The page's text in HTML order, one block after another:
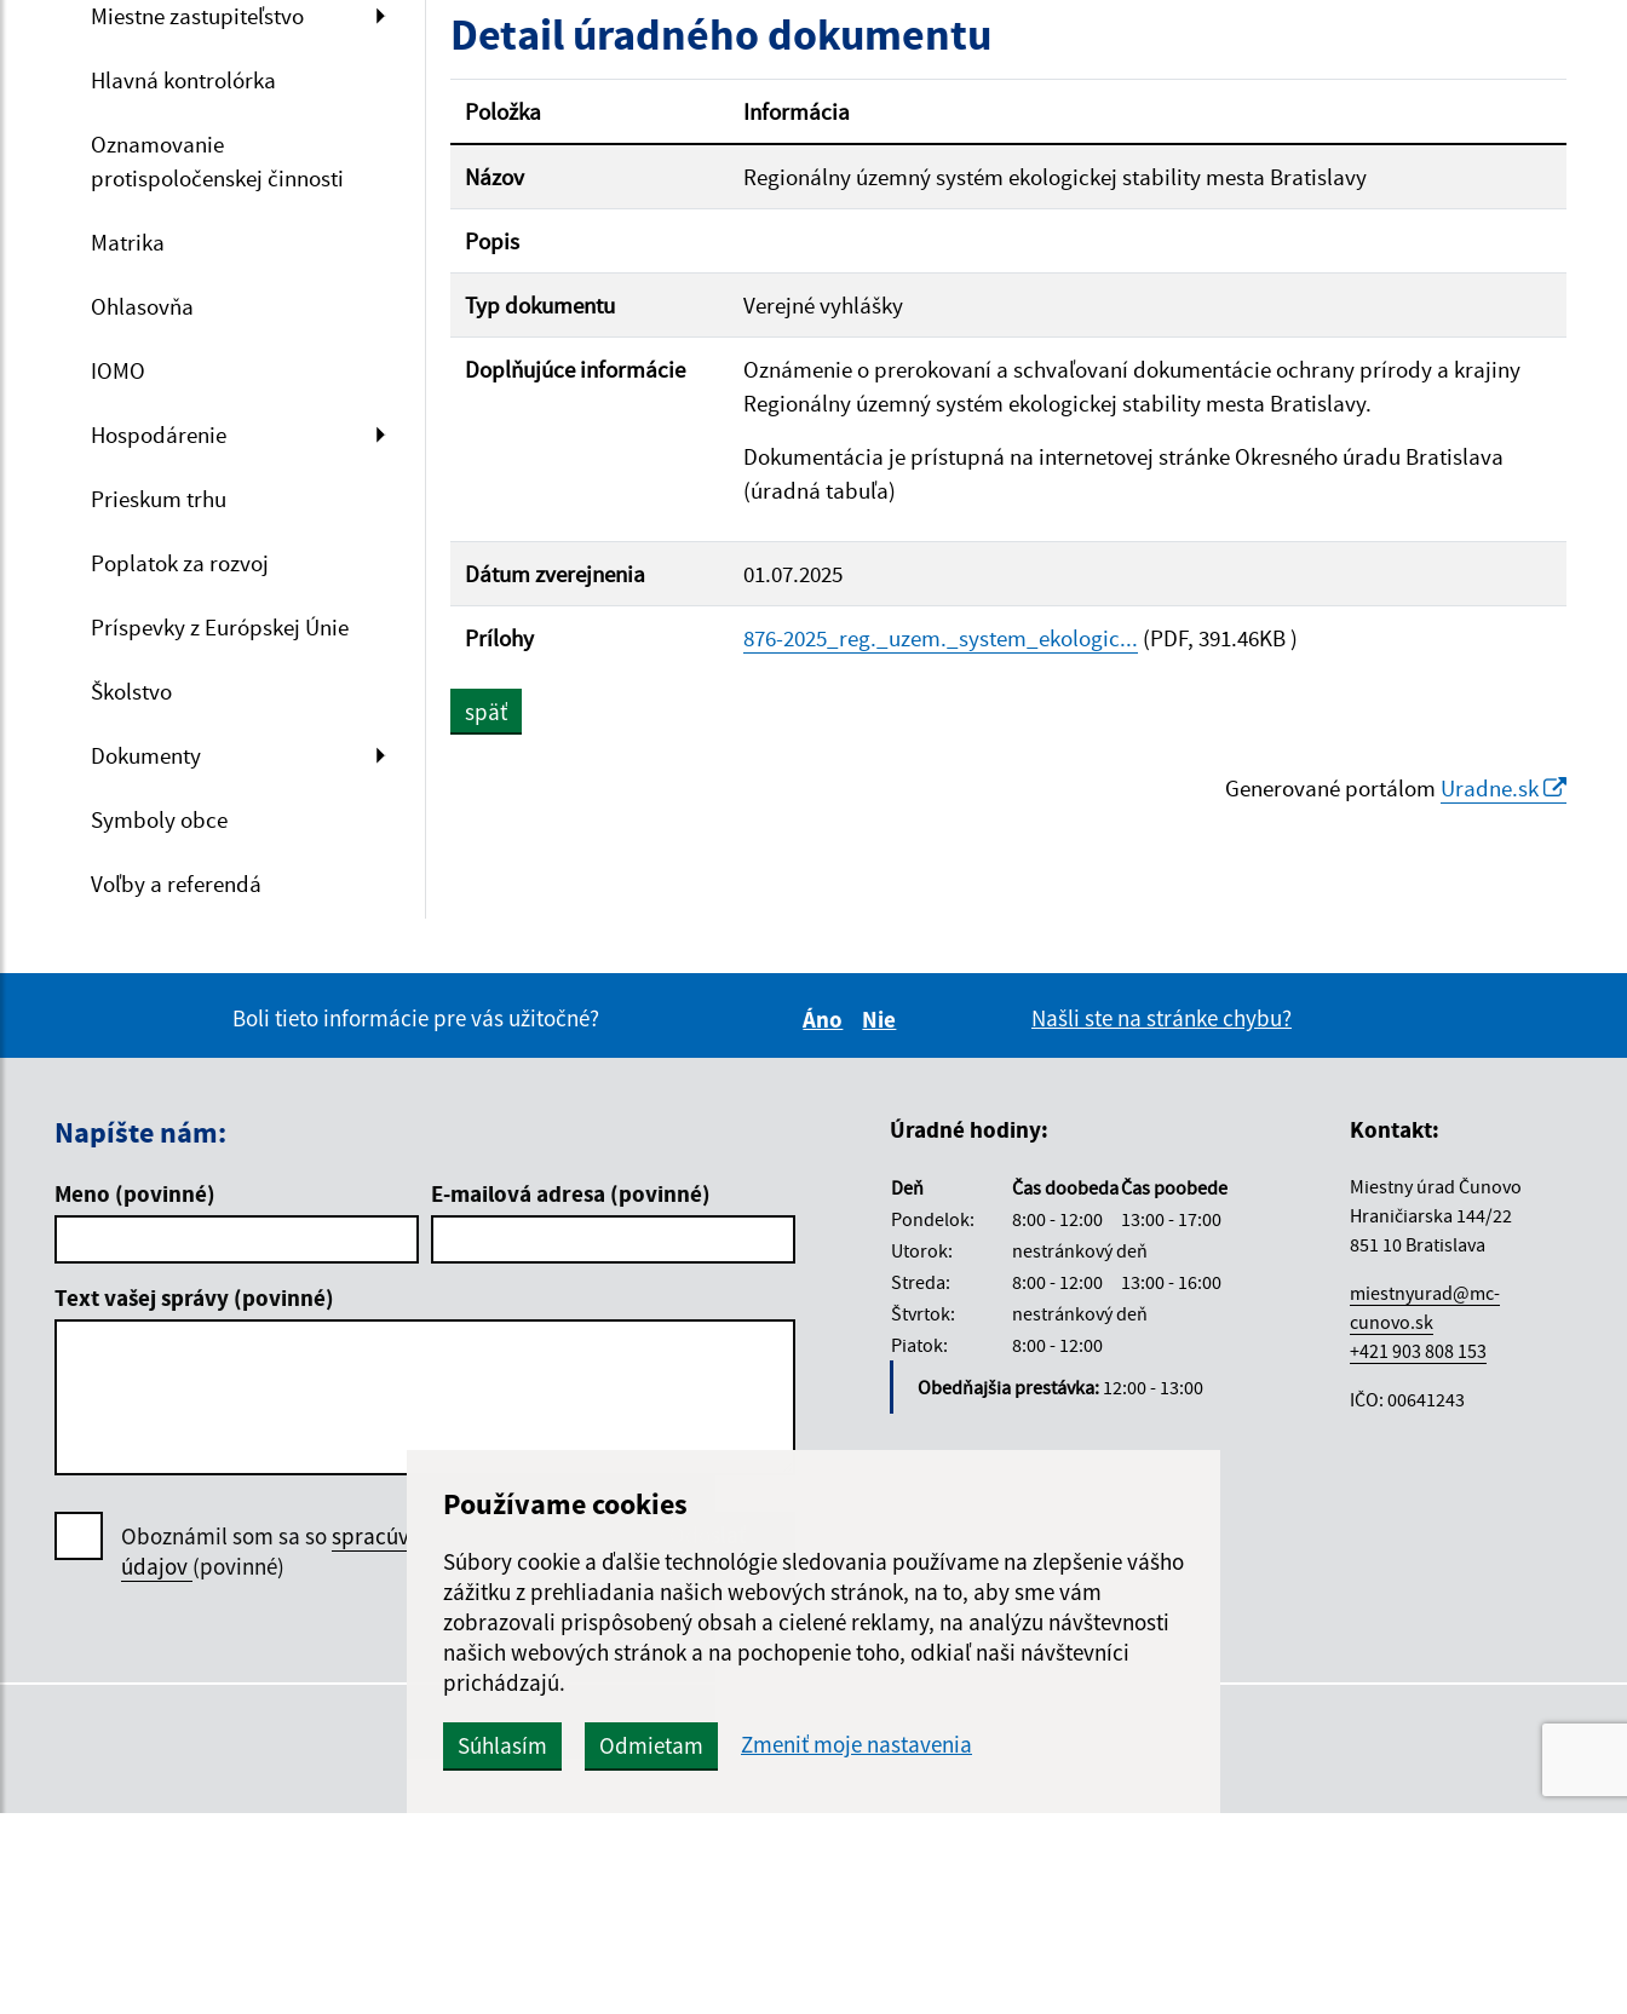
Používame cookies
Súbory cookie a ďalšie technológie sledovania používame na zlepšenie vášho
zážitku z prehliadania našich webových stránok, na to, aby sme vám
zobrazovali prispôsobený obsah a cielené reklamy, na analýzu návštevnosti
našich webových stránok a na pochopenie toho, odkiaľ naši návštevníci
prichádzajú.
Súhlasím Odmietam Zmeniť moje nastavenia
Miestne zastupiteľstvo
Hlavná kontrolórka
Oznamovanie
protispoločenskej činnosti
Matrika
Ohlasovňa
IOMO
Hospodárenie
Prieskum trhu
Poplatok za rozvoj
Príspevky z Európskej Únie
Školstvo
Dokumenty
Symboly obce
Voľby a referendá
Filtrovať
Detail úradného dokumentu
Položka Informácia
Názov Regionálny územný systém ekologickej stability mesta Bratislavy
Popis
Typ dokumentu Verejné vyhlášky
Doplňujúce informácie
Oznámenie o prerokovaní a schvaľovaní dokumentácie ochrany prírody a krajiny
Regionálny územný systém ekologickej stability mesta Bratislavy.
Dokumentácia je prístupná na internetovej stránke Okresného úradu Bratislava
(úradná tabuľa)
Dátum zverejnenia 01.07.2025
Prílohy 876-2025_reg._uzem._system_ekologic... (PDF, 391.46KB )
späť
Generované portálom Uradne.sk
Boli tieto informácie pre vás užitočné?
Áno
Nie
Našli ste na stránke chybu?
Napíšte nám:
Meno (povinné) E-mailová adresa (povinné)
Text vašej správy (povinné)
Oboznámil som sa sospracúvaním osobných
údajov (povinné) správu
Úradné hodiny:
Deň Čas doobedaČas poobede
Pondelok:
8:00 - 12:00
13:00 - 17:00
Utorok:
nestránkový deň
Streda:
8:00 - 12:00
13:00 - 16:00
Štvrtok:
nestránkový deň
Piatok:
8:00 - 12:00
Obedňajšia prestávka: 12:00 - 13:00
Kontakt:
Miestny úrad Čunovo
Hraničiarska 144/22
851 10 Bratislava
miestnyurad@mc-
cunovo.sk
+421 903 808 153
IČO: 00641243